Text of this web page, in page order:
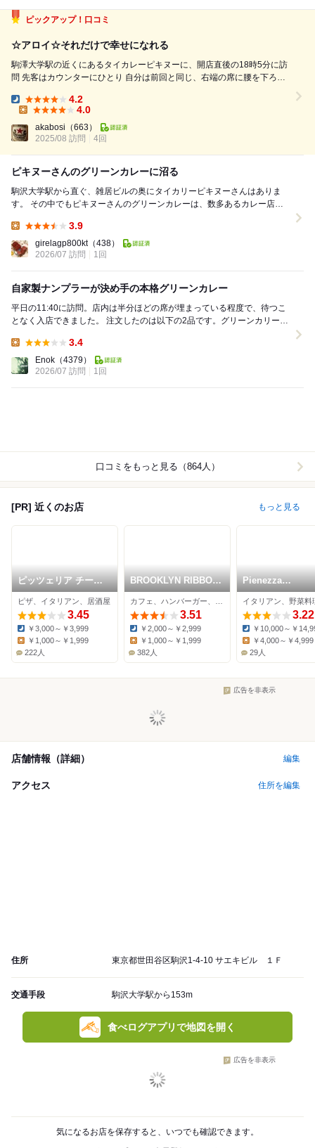
ピックアップ！口コミ
☆アロイ☆それだけで幸せになれる
駒澤大学駅の近くにあるタイカレーピキヌーに、開店直後の18時5分に訪
問 先客はカウンターにひとり 自分は前回と同じ、右端の席に腰を下ろし
ここで教わった この店では月ごとに内容が変わる 今月は 「冬瓜とひき肉
のレッド...
Dinner:
4.2
4.0
akabosi （663）
2025/08 訪問
4回
ピキヌーさんのグリーンカレーに沼る
駒沢大学駅から直ぐ、雑居ビルの奥にタイカリーピキヌーさんはありま
す。 その中でもピキヌーさんのグリーンカレーは、数多あるカレー店で
3.9
girelagp800kt （438）
2026/07 訪問
1回
自家製ナンプラーが決め手の本格グリーンカレー
平日の11:40に訪問。店内は半分ほどの席が埋まっている程度で、待つこ
となく入店できました。 注文したのは以下の2品です。グリーンカリーと
3.4
Enok （4379）
2026/07 訪問
1回
口コミをもっと見る（864人）
[PR] 近くのお店 もっと見る
ピッツェリア チーロ
桜新町店
ピザ、イタリアン、居酒屋
3.45
Dinner:
￥3,000～￥3,999
￥1,000～￥1,999
222人
BROOKLYN RIBBON
FRIES KOMAZAWA
3.51
Dinner:
￥2,000～￥2,999
￥1,000～￥1,999
382人
Pienezza
FUKASAWA
3.22
Dinner:
￥10,000～￥
Lunch:
￥4,000～￥4,999
29人
広告を非表示
店舗情報（詳細） 編集
アクセス 住所を編集
住所 東京都世田谷区駒沢1-4-10 サエキビル １Ｆ
交通手段 駒沢大学駅から153m
食べログアプリで地図を開く
広告を非表示
気になるお店を保存すると、いつでも確認できます。